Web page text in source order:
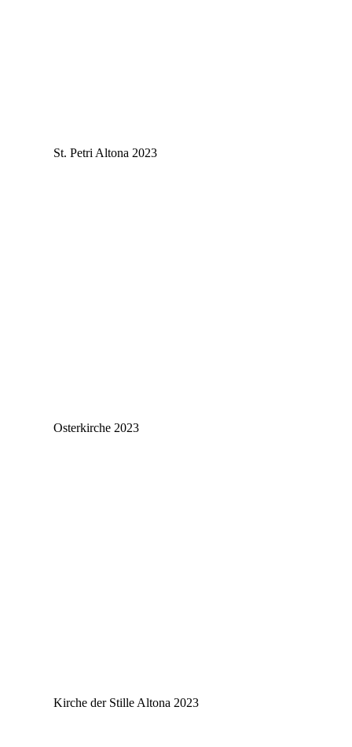
St. Petri Altona 2023
Osterkirche 2023
Kirche der Stille Altona 2023